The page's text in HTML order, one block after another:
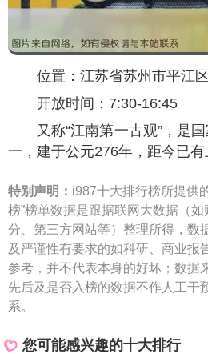
位置：江苏省苏州市平江
开放时间：7:30-16:45
又称“江南第一古观”，是
一，建于公元276年，距今已有
特别声明： i987十大排行榜所提供
榜”榜单数据是跟据联网大数据（
分、第三方网站等）整理所得，数
及严谨性有要求的如科研、商业报
参考，并不代表本身的好坏；数据
先后及是否入榜的数据不作人工干
系。
您可能感兴趣的十大排行